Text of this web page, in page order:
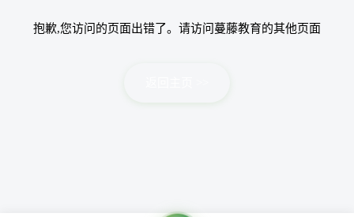
抱歉,您访问的页面出错了。请访问蔓藤教育的其他页面